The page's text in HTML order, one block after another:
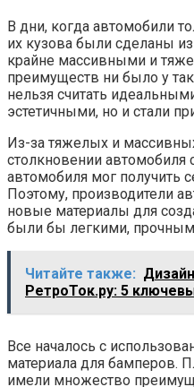
В дни, когда автомобили
их кузова были сделаны
крайне массивными и
преимуществ ни было у
нельзя считать
эстетичными, но и стали
Из-за тяжелых и
столкновении автомобиля
автомобиля мог получить
Поэтому, производители
новые материалы для
были бы легкими,
Читайте также:
РетроТок.ру: 5
Все началось с
материала для бамперов.
имели множество